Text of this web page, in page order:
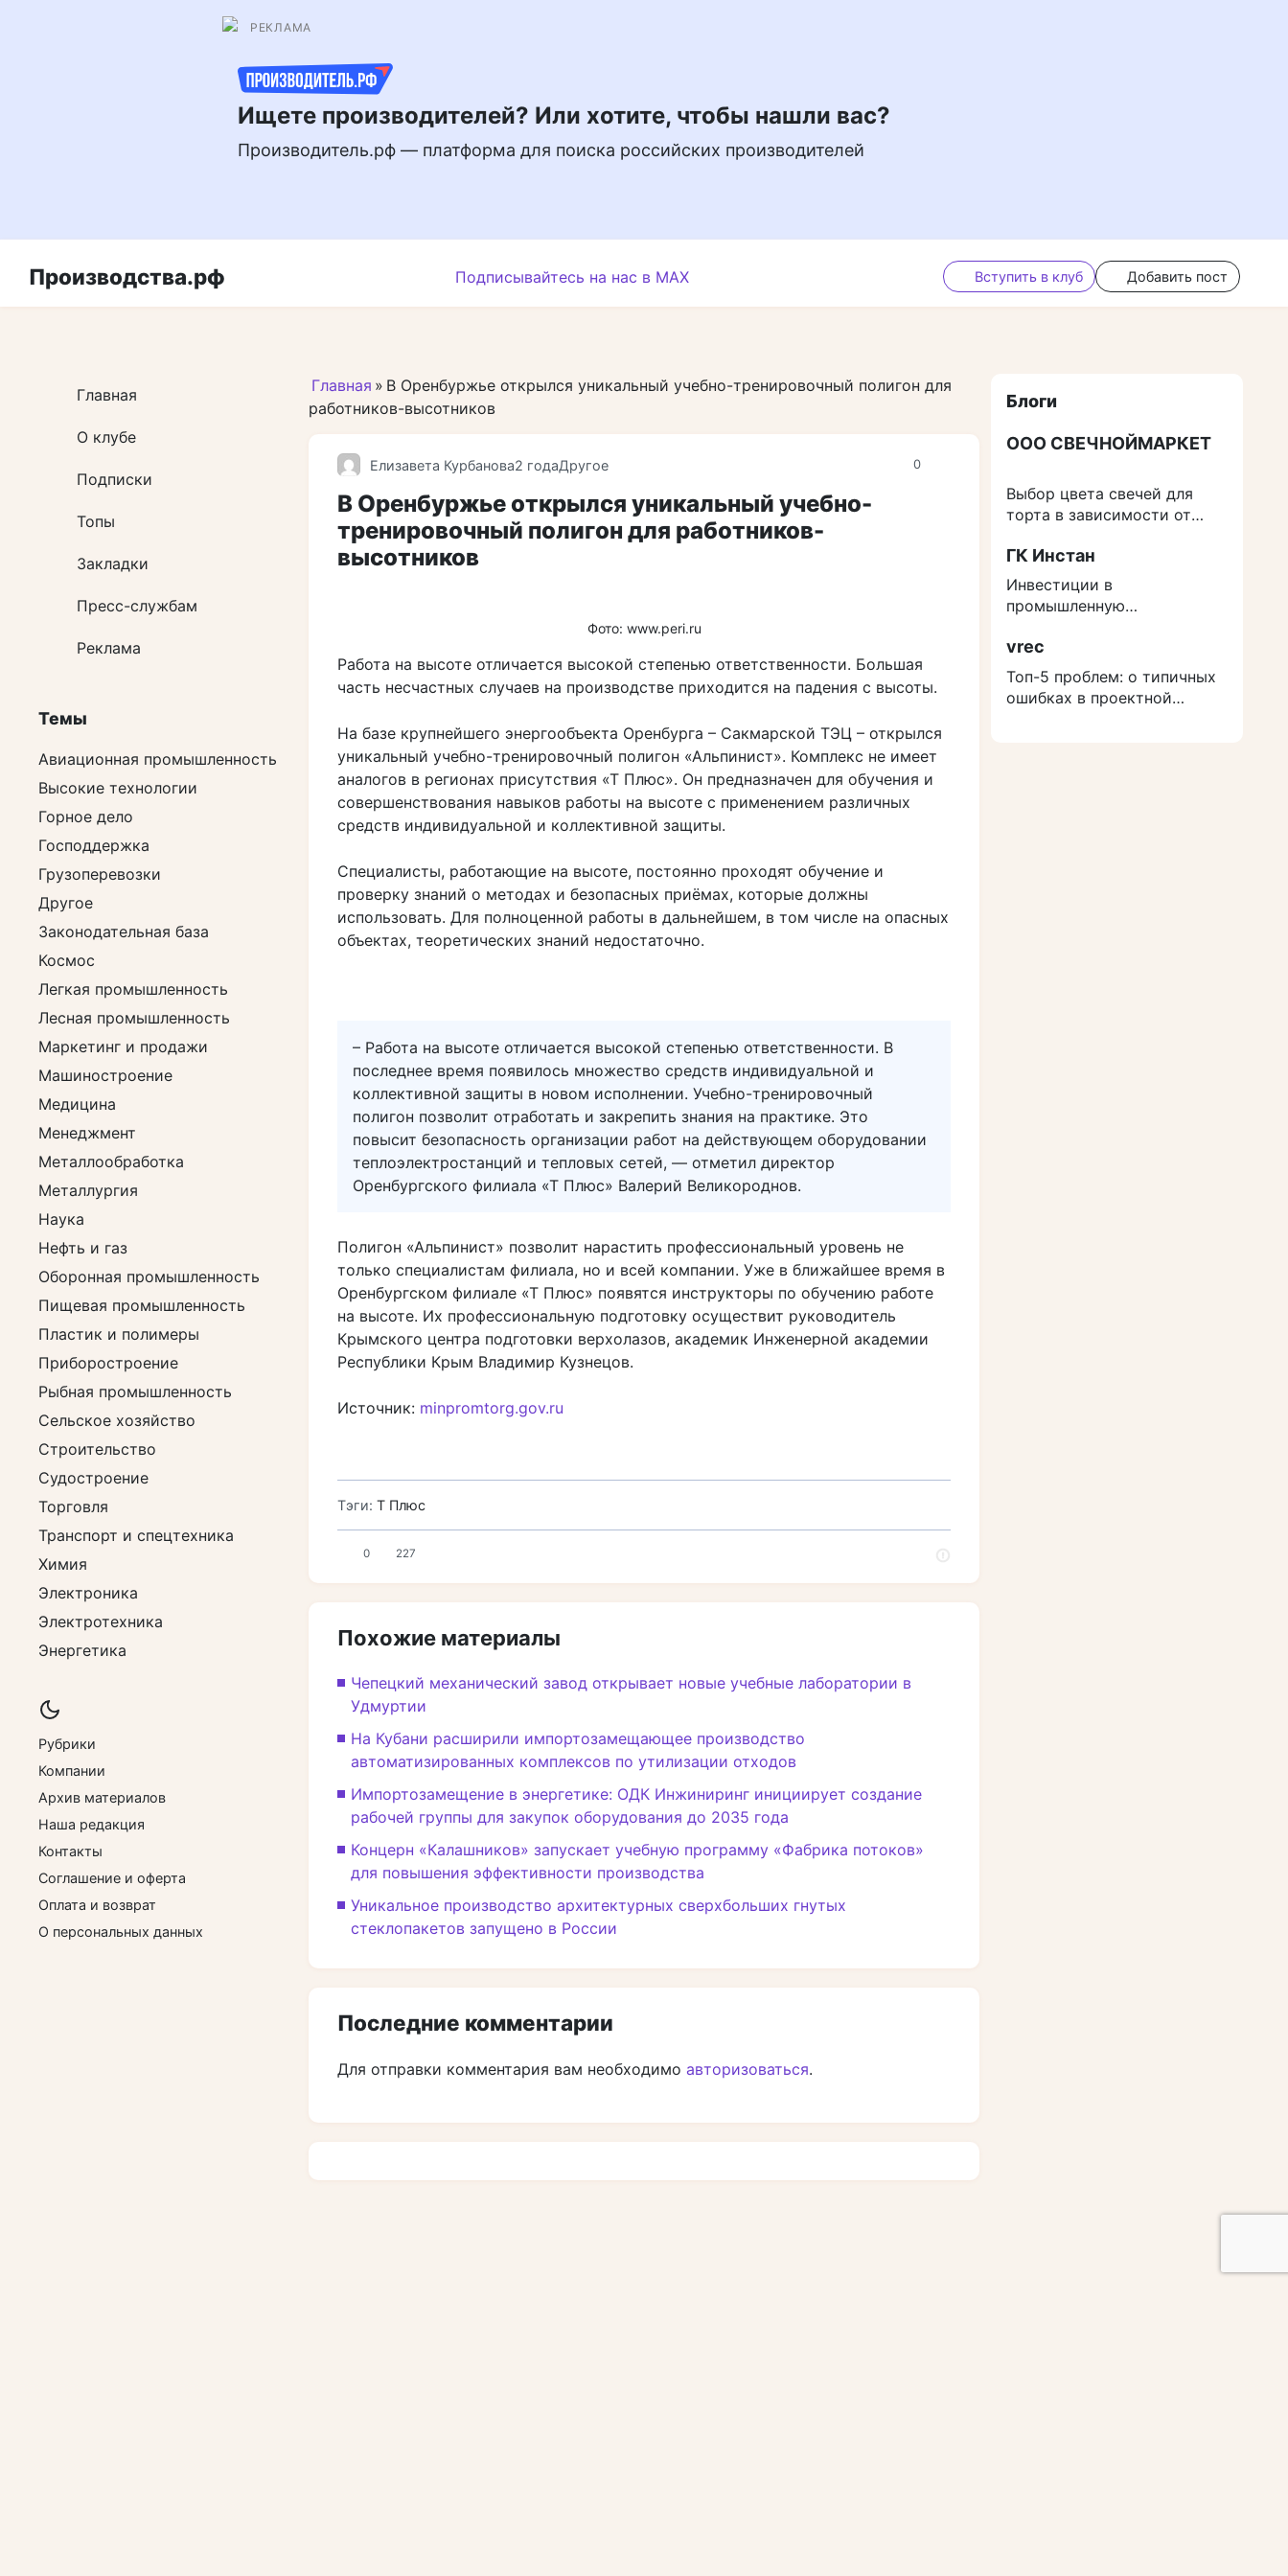
РЕКЛАМА
Ищете производителей? Или хотите, чтобы нашли вас?
Производитель.рф — платформа для поиска российских производителей
Производства.рф Подписывайтесь на нас в MAX Вступить в клуб Добавить пост
Главная » В Оренбуржье открылся уникальный учебно-тренировочный полигон для
работников-высотников
0
Елизавета Курбанова2 годаДругое
В Оренбуржье открылся уникальный учебно-
тренировочный полигон для работников-
высотников
Фото: www.peri.ru
Работа на высоте отличается высокой степенью ответственности. Большая
часть несчастных случаев на производстве приходится на падения с высоты.
На базе крупнейшего энергообъекта Оренбурга – Сакмарской ТЭЦ – открылся
уникальный учебно-тренировочный полигон «Альпинист». Комплекс не имеет
аналогов в регионах присутствия «Т Плюс». Он предназначен для обучения и
совершенствования навыков работы на высоте с применением различных
средств индивидуальной и коллективной защиты.
Специалисты, работающие на высоте, постоянно проходят обучение и
проверку знаний о методах и безопасных приёмах, которые должны
использовать. Для полноценной работы в дальнейшем, в том числе на опасных
объектах, теоретических знаний недостаточно.
– Работа на высоте отличается высокой степенью ответственности. В
последнее время появилось множество средств индивидуальной и
коллективной защиты в новом исполнении. Учебно-тренировочный
полигон позволит отработать и закрепить знания на практике. Это
повысит безопасность организации работ на действующем оборудовании
теплоэлектростанций и тепловых сетей, — отметил директор
Оренбургского филиала «Т Плюс» Валерий Великороднов.
Полигон «Альпинист» позволит нарастить профессиональный уровень не
только специалистам филиала, но и всей компании. Уже в ближайшее время в
Оренбургском филиале «Т Плюс» появятся инструкторы по обучению работе
на высоте. Их профессиональную подготовку осуществит руководитель
Крымского центра подготовки верхолазов, академик Инженерной академии
Республики Крым Владимир Кузнецов.
Источник: minpromtorg.gov.ru
Тэги: Т Плюс
0 227
Похожие материалы
Чепецкий механический завод открывает новые учебные лаборатории в
Удмуртии
На Кубани расширили импортозамещающее производство
автоматизированных комплексов по утилизации отходов
Импортозамещение в энергетике: ОДК Инжиниринг инициирует создание
рабочей группы для закупок оборудования до 2035 года
Концерн «Калашников» запускает учебную программу «Фабрика потоков»
для повышения эффективности производства
Уникальное производство архитектурных сверхбольших гнутых
стеклопакетов запущено в России
Последние комментарии
Для отправки комментария вам необходимо авторизоваться.
Главная
О клубе
Подписки
Топы
Закладки
Пресс-службам
Реклама
Темы
Авиационная промышленность
Высокие технологии
Горное дело
Господдержка
Грузоперевозки
Другое
Законодательная база
Космос
Легкая промышленность
Лесная промышленность
Маркетинг и продажи
Машиностроение
Медицина
Менеджмент
Металлообработка
Металлургия
Наука
Нефть и газ
Оборонная промышленность
Пищевая промышленность
Пластик и полимеры
Приборостроение
Рыбная промышленность
Сельское хозяйство
Строительство
Судостроение
Торговля
Транспорт и спецтехника
Химия
Электроника
Электротехника
Энергетика
Рубрики
Компании
Архив материалов
Наша редакция
Контакты
Соглашение и оферта
Оплата и возврат
О персональных данных
Блоги
ООО СВЕЧНОЙМАРКЕТ
Выбор цвета свечей для
торта в зависимости от
ГК Инстан
Инвестиции в
промышленную
защититься от роста
расходов на строительство
vrec
Топ-5 проблем: о типичных
ошибках в проектной